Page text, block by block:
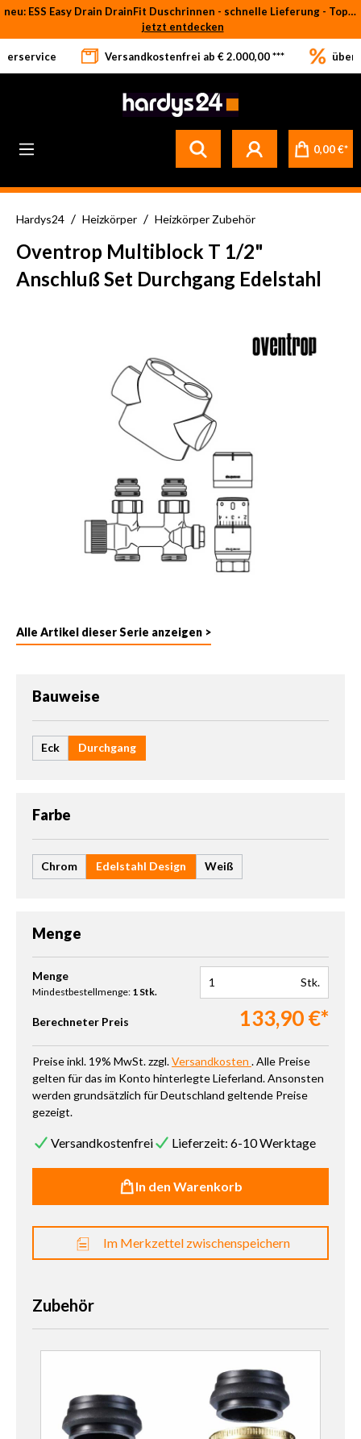
Zum Hauptinhalt springen
neu: ESS Easy Drain DrainFit Duschrinnen - schnelle Lieferung - Top-Preise
jetzt entdecken
Versandkostenfrei ab € 2.000,00 *** über
0,00 €*
Hardys24 / Heizkörper / Heizkörper Zubehör
Oventrop Multiblock T 1/2"
Anschluß Set Durchgang Edelstahl
Alle Artikel dieser Serie anzeigen >
Bauweise
Eck Durchgang
Farbe
Chrom Edelstahl Design Weiß
Menge
Produkt Anzahl: Gib den gewünschten Wert ein oder benutze
Menge
Mindestbestellmenge: 1 Stk.
Stk.
Berechneter Preis 133,90 €*
Preise inkl. 19% MwSt. zzgl.Versandkosten . Alle Preise
gelten für das im Konto hinterlegte Lieferland. Ansonsten
werden grundsätzlich für Deutschland geltende Preise
gezeigt.
Versandkostenfrei Lieferzeit: 6-10 Werktage
In den Warenkorb
Im Merkzettel zwischenspeichern
Zubehör